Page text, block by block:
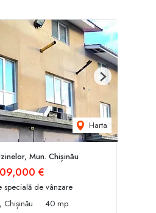
Harta
Next
Mun. Chișinău
€
specială de vânzare
Chișinău
40 mp